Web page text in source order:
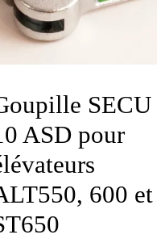
SECU
ASD pour
600 et